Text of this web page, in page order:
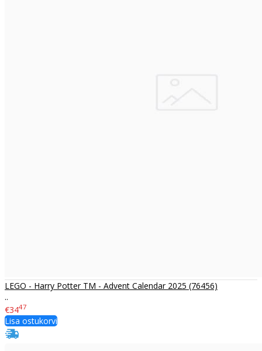
LEGO - Harry Potter TM - Advent Calendar 2025 (76456)
..
€3447
Lisa ostukorvi